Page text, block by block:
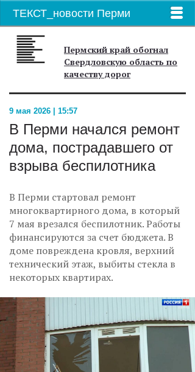
ТЕКСТ_новости Перми
Пермский край обогнал
Свердловскую область по
качеству дорог
9 мая 2026 | 15:57
В Перми начался ремонт
дома, пострадавшего от
взрыва беспилотника
В Перми стартовал ремонт
многоквартирного дома, в который
7 мая врезался беспилотник. Работы
финансируются за счет бюджета. В
доме повреждена кровля, верхний
технический этаж, выбиты стекла в
некоторых квартирах.